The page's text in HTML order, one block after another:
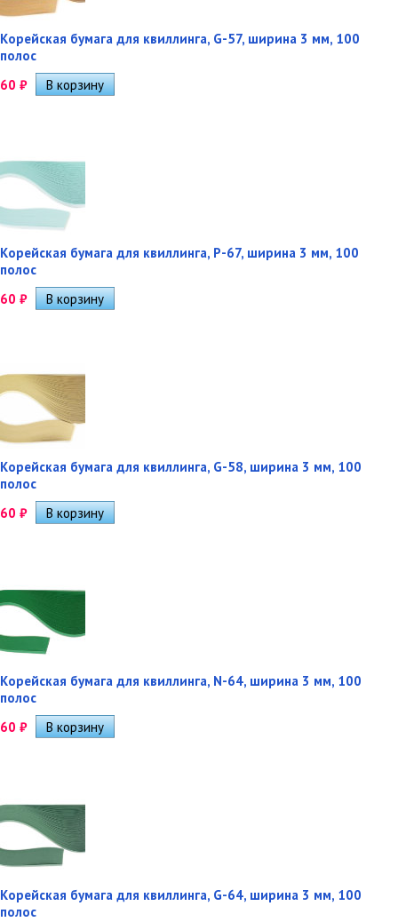
Корейская бумага для квиллинга, G-57, ширина 3 мм, 100
полос
60 ₽
Корейская бумага для квиллинга, P-67, ширина 3 мм, 100
полос
60 ₽
Корейская бумага для квиллинга, G-58, ширина 3 мм, 100
полос
60 ₽
Корейская бумага для квиллинга, N-64, ширина 3 мм, 100
полос
60 ₽
Корейская бумага для квиллинга, G-64, ширина 3 мм, 100
полос